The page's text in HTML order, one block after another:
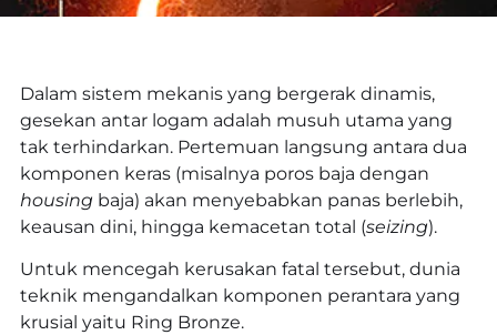
Dalam sistem mekanis yang bergerak dinamis,
gesekan antar logam adalah musuh utama yang
tak terhindarkan. Pertemuan langsung antara dua
komponen keras (misalnya poros baja dengan
housing baja) akan menyebabkan panas berlebih,
keausan dini, hingga kemacetan total (seizing).
Untuk mencegah kerusakan fatal tersebut, dunia
teknik mengandalkan komponen perantara yang
krusial yaitu Ring Bronze.